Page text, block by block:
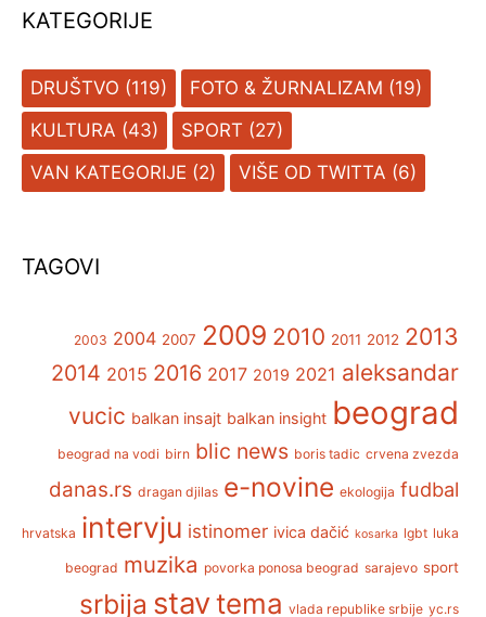
KATEGORIJE
DRUŠTVO (119) FOTO & ŽURNALIZAM (19)
KULTURA (43) SPORT (27)
VAN KATEGORIJE (2) VIŠE OD TWITTA (6)
TAGOVI
2003 2004 2007 2009 2010 2011 2012 2013
2014 2015 2016 2017 2019 2021 aleksandar
vucic balkan insajt balkan insight beograd
beograd na vodi birn blic news boris tadic crvena zvezda
danas.rs dragan djilas e-novine ekologija fudbal
hrvatska intervju istinomer ivica dačić kosarka lgbt luka
beograd muzika povorka ponosa beograd sarajevo sport
srbija stavtema vlada republike srbije yc.rs